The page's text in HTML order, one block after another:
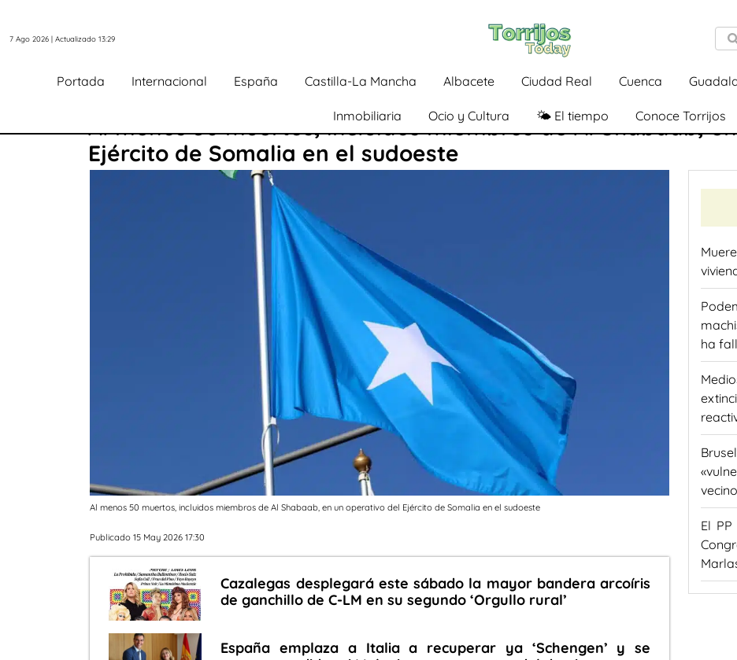
7 Ago 2026 | Actualizado 13:29
Portada Internacional España Castilla-La Mancha Albacete Ciudad Real Cuenca
Inmobiliaria Ocio y Cultura 🌤️ El tiempo Conoce Torrijos
Al menos 50 muertos, incluidos miembros de Al Shabaab,
Ejército de Somalia en el sudoeste
Al menos 50 muertos, incluidos miembros de Al Shabaab, en un operativo del Ejército de Somalia en el sudoeste
Publicado 15 May 2026 17:30
Cazalegas desplegará este sábado la mayor bandera arcoíris
de ganchillo de C-LM en su segundo ‘Orgullo rural’
España emplaza a Italia a recuperar ya ‘Schengen’ y se
ha
El